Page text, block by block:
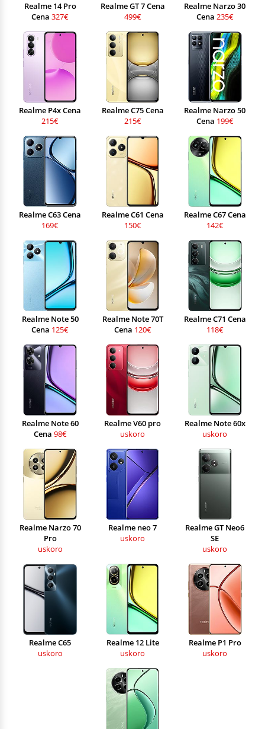
Realme 14 Pro
Cena 327€
Realme GT 7 Cena
499€
Realme Narzo 30
Cena 235€
Realme P4x Cena
215€
Realme C75 Cena
215€
Realme Narzo 50
Cena 199€
Realme C63 Cena
169€
Realme C61 Cena
150€
Realme C67 Cena
142€
Realme Note 50
Cena 125€
Realme Note 70T
Cena 120€
Realme C71 Cena
118€
Realme Note 60
Cena 98€
Realme V60 pro
uskoro
Realme Note 60x
uskoro
Realme Narzo 70
Pro
uskoro
Realme neo 7
uskoro
Realme GT Neo6
SE
uskoro
Realme C65
uskoro
Realme 12 Lite
uskoro
Realme P1 Pro
uskoro